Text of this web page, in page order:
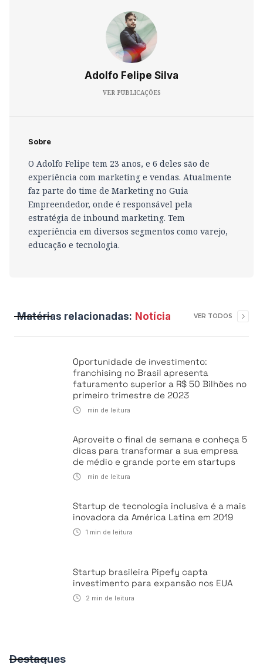
Adolfo Felipe Silva
VER PUBLICAÇÕES
Sobre
O Adolfo Felipe tem 23 anos, e 6 deles são de
experiência com marketing e vendas. Atualmente
faz parte do time de Marketing no Guia
Empreendedor, onde é responsável pela
estratégia de inbound marketing. Tem
experiência em diversos segmentos como varejo,
educação e tecnologia.
Matérias relacionadas: Notícia VER TODOS
Oportunidade de investimento:
franchising no Brasil apresenta
faturamento superior a R$ 50 Bilhões no
primeiro trimestre de 2023
min de leitura
Aproveite o final de semana e conheça 5
dicas para transformar a sua empresa
de médio e grande porte em startups
min de leitura
Startup de tecnologia inclusiva é a mais
inovadora da América Latina em 2019
1 min de leitura
Startup brasileira Pipefy capta
investimento para expansão nos EUA
2 min de leitura
Destaques